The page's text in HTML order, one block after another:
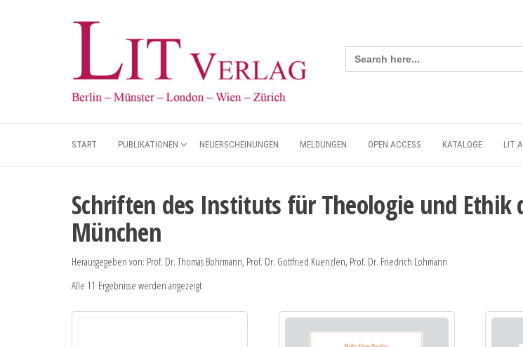
Search
for:
START PUBLIKATIONEN NEUERSCHEINUNGEN MELDUNGEN OPEN ACCESS KATALOGE LIT
Schriften des Instituts für Theologie und
München
Herausgegeben von: Prof. Dr. Thomas Bohrmann, Prof. Dr. Gottfried Küenzlen, Prof. Dr. Friedrich Lohmann
Alle 11 Ergebnisse werden angezeigt